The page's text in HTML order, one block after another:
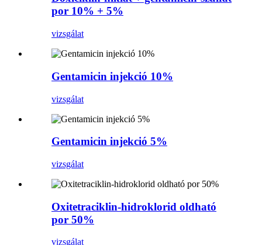
por 10% + 5%
vizsgálat
Gentamicin injekció 10%
vizsgálat
Gentamicin injekció 5%
vizsgálat
Oxitetraciklin-hidroklorid oldható
por 50%
vizsgálat